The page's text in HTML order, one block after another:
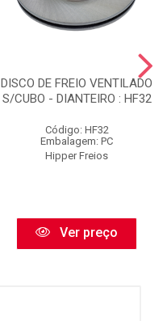
DISCO DE FREIO VENTILADO
S/CUBO - DIANTEIRO : HF32
Código: HF32
Embalagem: PC
Hipper Freios
Ver preço